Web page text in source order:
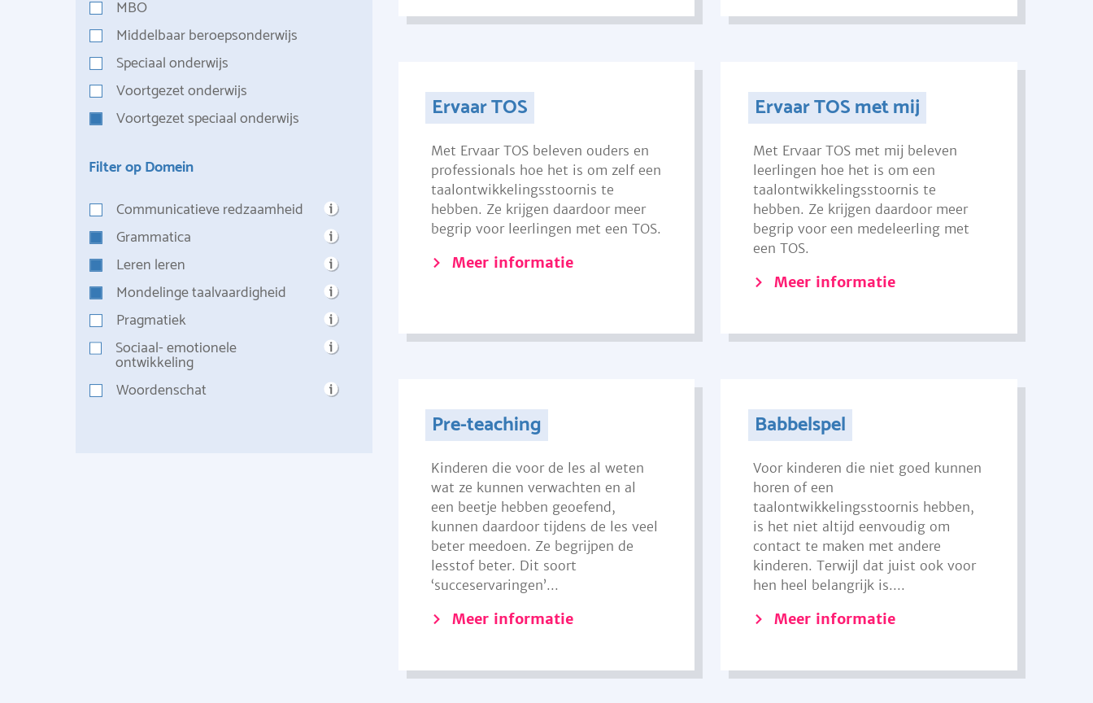
MBO
Middelbaar beroepsonderwijs
Speciaal onderwijs
Voortgezet onderwijs
Voortgezet speciaal onderwijs
Filter op Domein
Communicatieve redzaamheid
Grammatica
Leren leren
Mondelinge taalvaardigheid
Pragmatiek
Sociaal- emotionele
ontwikkeling
Woordenschat
Ervaar TOS
Met Ervaar TOS beleven ouders en
professionals hoe het is om zelf een
taalontwikkelingsstoornis te
hebben. Ze krijgen daardoor meer
begrip voor leerlingen met een TOS.
Meer informatie
Ervaar TOS met mij
Met Ervaar TOS met mij beleven
leerlingen hoe het is om een
taalontwikkelingsstoornis te
hebben. Ze krijgen daardoor meer
begrip voor een medeleerling met
een TOS.
Meer informatie
Pre-teaching
Kinderen die voor de les al weten
wat ze kunnen verwachten en al
een beetje hebben geoefend,
kunnen daardoor tijdens de les veel
beter meedoen. Ze begrijpen de
lesstof beter. Dit soort
‘succeservaringen’...
Meer informatie
Babbelspel
Voor kinderen die niet goed kunnen
horen of een
taalontwikkelingsstoornis hebben,
is het niet altijd eenvoudig om
contact te maken met andere
kinderen. Terwijl dat juist ook voor
hen heel belangrijk is....
Meer informatie